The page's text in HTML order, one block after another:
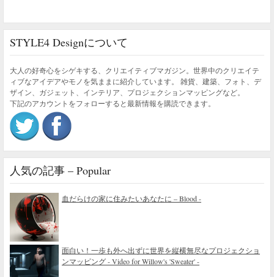
STYLE4 Designについて
大人の好奇心をシゲキする、クリエイティブマガジン。世界中のクリエイテ
ィブなアイデアやモノを気ままに紹介しています。 雑貨、建築、フォト、デ
ザイン、ガジェット、インテリア、プロジェクションマッピングなど。
下記のアカウントをフォローすると最新情報を購読できます。
人気の記事 – Popular
血だらけの家に住みたいあなたに – Blood -
面白い！一歩も外へ出ずに世界を縦横無尽なプロジェクショ
ンマッピング - Video for Willow's 'Sweater' -